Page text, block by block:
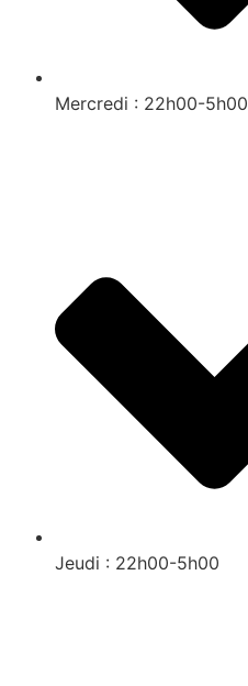
Mercredi : 22h00-5h00
Jeudi : 22h00-5h00